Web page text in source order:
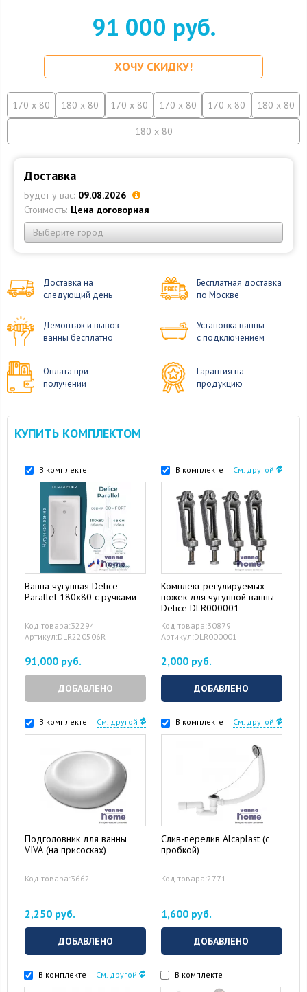
91 000 руб.
ХОЧУ СКИДКУ!
170 x 80 180 x 80 170 x 80 170 x 80 170 x 80 180 x 80
180 x 80
Доставка
Будет у вас: 09.08.2026
Стоимость: Цена договорная
Выберите город
Доставка на
следующий день
Бесплатная доставка
по Москве
Демонтаж и вывоз
ванны бесплатно
Установка ванны
с подключением
Оплата при
получении
Гарантия на
продукцию
КУПИТЬ КОМПЛЕКТОМ
В комплекте
Ванна чугунная Delice
Parallel 180x80 с ручками
Код товара:32294
Артикул:DLR220506R
91,000 руб.
ДОБАВЛЕНО
В комплекте См. другой
Комплект регулируемых
ножек для чугунной ванны
Delice DLR000001
Код товара:30879
Артикул:DLR000001
2,000 руб.
ДОБАВЛЕНО
В комплекте См. другой
Подголовник для ванны
VIVA (на присосках)
Код товара:3662
2,250 руб.
ДОБАВЛЕНО
В комплекте См. другой
Слив-перелив Alcaplast (с
пробкой)
Код товара:2771
1,600 руб.
ДОБАВЛЕНО
В комплекте См. другой В комплекте